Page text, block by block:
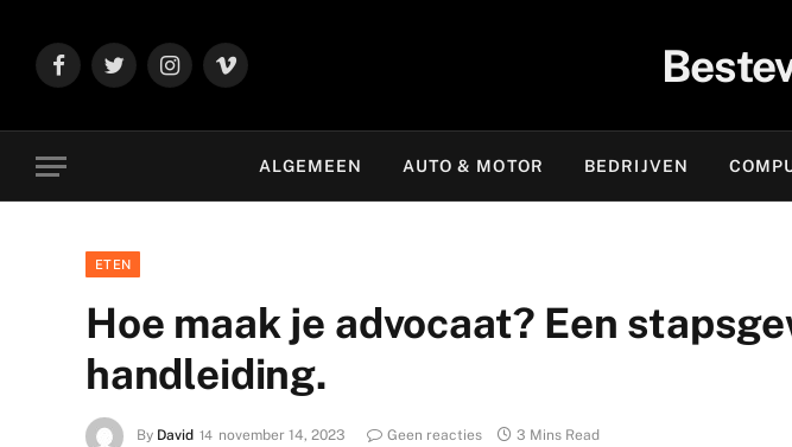
FacebookTwitter Instagram
Vimeo
ALGEMEEN AUTO & MOTOR BEDRIJVEN
ETEN
Hoe maak je advocaat? Een
handleiding.
By David november 14, 2023 Geen reacties 3 Mins Read